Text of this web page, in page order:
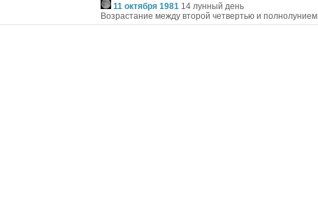
11 октября 1981 14 лунный день
Возрастание между второй четвертью и полнолунием